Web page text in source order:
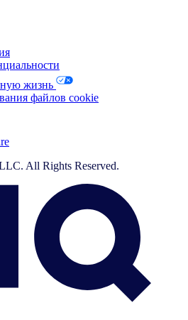
жизнь
файлов cookie
All Rights Reserved.